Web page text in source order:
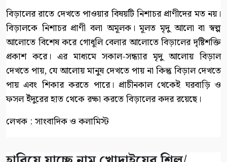
বিড়ালের রাতে দেখতে পাওয়ার বিষয়টি নিশাচর প্রাণীদের মত নয়।
বিড়ালকে নিশাচর প্রাণী বলা অমূলক। মূলত মৃদু আলো বা স্বল্প
আলোতে বিশেষ করে গোধূলি বেলার আলোতে বিড়ালের দৃষ্টিশক্তি
প্রকাশ করে। এর মাধ্যমে সকাল-সন্ধ্যার মৃদু আলোয় বিড়াল
দেখতে পায়, যে আলোয় মানুষ দেখতে পায় না কিন্তু বিড়াল দেখতে
পায় এবং শিকার করতে পারে। প্রাচীনকাল থেকেই ঘরবাড়ি ও
ফসল ইঁদুরের হাত থেকে রক্ষা করতে বিড়ালের কদর রয়েছে।
লেখক : সাংবাদিক ও কলামিস্ট